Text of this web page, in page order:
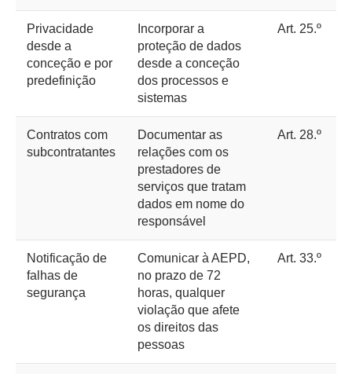
Privacidade
desde a
conceção e por
predefinição
Incorporar a
proteção de dados
desde a conceção
dos processos e
sistemas
Art. 25.º
Contratos com
subcontratantes
Documentar as
relações com os
prestadores de
serviços que tratam
dados em nome do
responsável
Art. 28.º
Notificação de
falhas de
segurança
Comunicar à AEPD,
no prazo de 72
horas, qualquer
violação que afete
os direitos das
pessoas
Art. 33.º